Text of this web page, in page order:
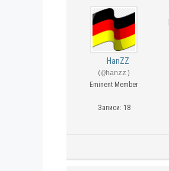
HanZZ
(@hanzz)
Eminent Member
Записи: 18